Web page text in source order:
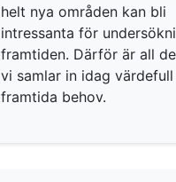
helt nya områden kan bli
intressanta för
framtiden. Därför är all
vi samlar in idag
framtida behov.